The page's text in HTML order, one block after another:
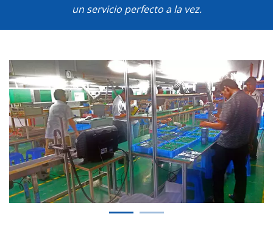
un servicio perfecto a la vez.